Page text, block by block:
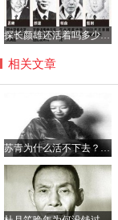
冒险和神秘，使得
多人都在猜测真
事实上，约柜直到
任然只在一个不
融时报》里面曾
约柜是真实存在
约柜的真实照片
据说，约柜全身
探长颜雄还活着吗多少岁了，颜雄当过吕乐的上级吗？
相关文章
苏青为什么活不下去？张爱玲苏青绝交的原因真相